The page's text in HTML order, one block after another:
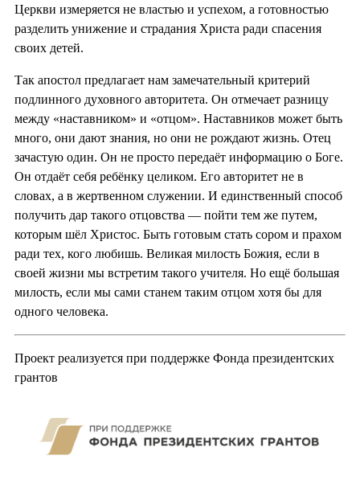
Церкви измеряется не властью и успехом, а готовностью
разделить унижение и страдания Христа ради спасения
своих детей.
Так апостол предлагает нам замечательный критерий
подлинного духовного авторитета. Он отмечает разницу
между «наставником» и «отцом». Наставников может быть
много, они дают знания, но они не рождают жизнь. Отец
зачастую один. Он не просто передаёт информацию о Боге.
Он отдаёт себя ребёнку целиком. Его авторитет не в
словах, а в жертвенном служении. И единственный способ
получить дар такого отцовства — пойти тем же путем,
которым шёл Христос. Быть готовым стать сором и прахом
ради тех, кого любишь. Великая милость Божия, если в
своей жизни мы встретим такого учителя. Но ещё большая
милость, если мы сами станем таким отцом хотя бы для
одного человека.
Проект реализуется при поддержке Фонда президентских
грантов